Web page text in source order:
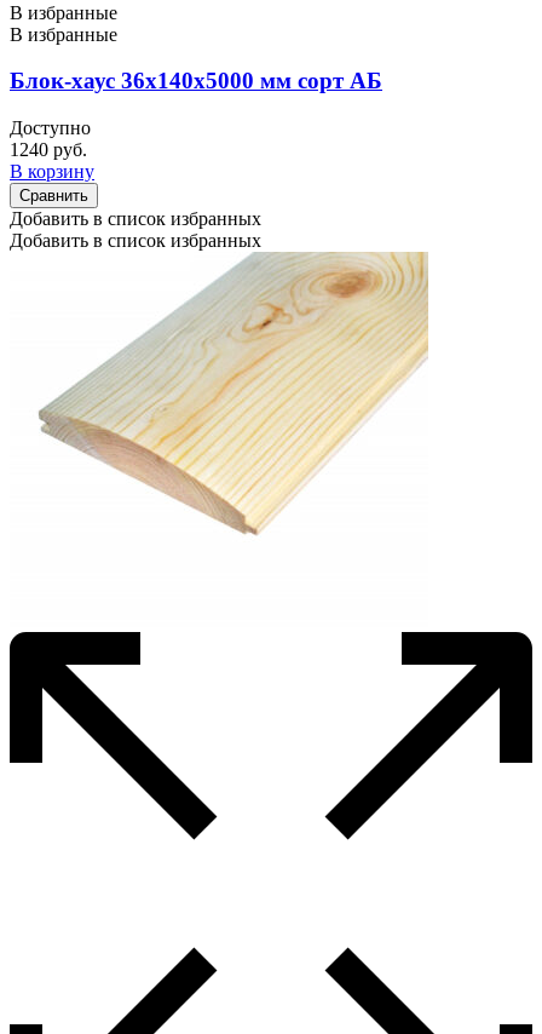
В избранные
В избранные
Блок-хаус 36х140х5000 мм сорт АБ
Доступно
1240 руб.
В корзину
Сравнить
Добавить в список избранных
Добавить в список избранных